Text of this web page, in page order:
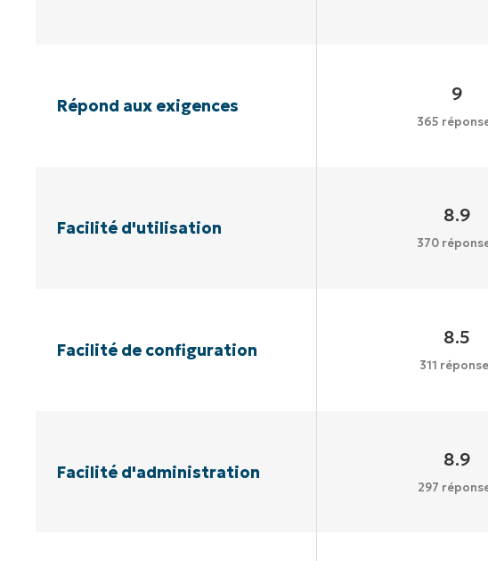
Répond aux exigences
9
365
Facilité d'utilisation
8.9
370
Facilité de configuration
8.5
311
Facilité d'administration
8.9
297